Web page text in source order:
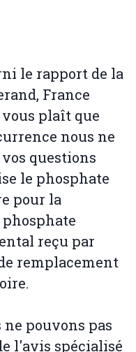
le rapport de la
France
plaît que
nous ne
questions
le phosphate
pour la
reçu par
remplacement
pouvons pas
l'avis spécialisé